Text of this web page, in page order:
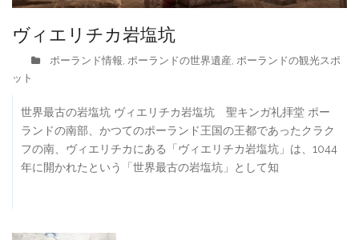
ヴィエリチカ岩塩坑
ポーランド情報, ポーランドの世界遺産, ポーランドの観光スポ
ット
世界最古の岩塩坑 ヴィエリチカ岩塩坑 聖キンガ礼拝堂 ポー
ランドの南部、かつてのポーランド王国の王都であったクラク
フの南、ヴィエリチカにある「ヴィエリチカ岩塩坑」は、1044
年に開かれたという「世界最古の岩塩坑」として知